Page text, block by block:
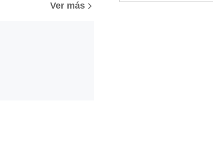
Ver más